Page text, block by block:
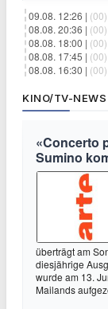
09.08. 12:26 | (00)
08.08. 20:36 | (00)
08.08. 18:00 | (00)
08.08. 17:45 | (00)
08.08. 16:30 | (00)
KINO/TV-NEWS
«Concerto
Sumino
überträgt am
diesjährige
wurde am 13.
Mailands